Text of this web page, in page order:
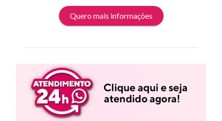
Quero mais informações